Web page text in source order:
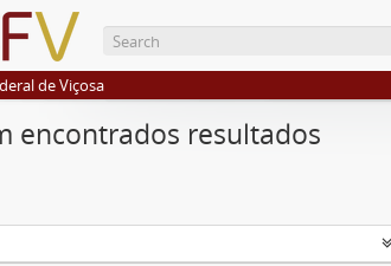
de Viçosa
encontrados resultados